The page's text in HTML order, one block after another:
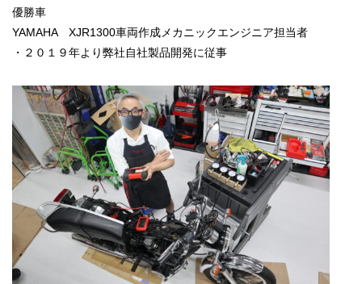
優勝車
YAMAHA XJR1300車両作成メカニックエンジニア担当者
・２０１９年より弊社自社製品開発に従事